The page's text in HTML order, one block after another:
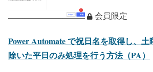
会員限定
Power Automate で祝日名を取得し、
除いた平日のみ処理を行う方法（PA）